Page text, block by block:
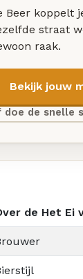
Beer koppelt
straat
raak.
Bekijk jouw
doe de snelle
de Het Ei